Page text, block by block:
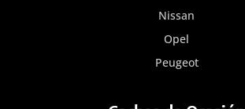
Nissan
Opel
Peugeot